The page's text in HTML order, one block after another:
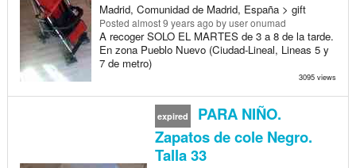
Madrid, Comunidad de Madrid, España > gift
Posted almost 9 years ago by user onumad
A recoger SOLO EL MARTES de 3 a 8 de la tarde.
En zona Pueblo Nuevo (Ciudad-Lineal, Lineas 5 y
7 de metro)
3095 views
expired
PARA NIÑO.
Zapatos de cole Negro.
Talla 33